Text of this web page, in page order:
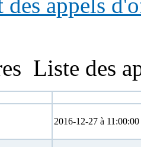
Liste des
2016-12-27 à 11:00:00